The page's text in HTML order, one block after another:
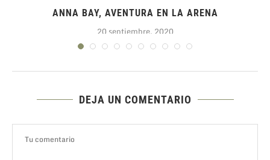
ANNA BAY, AVENTURA EN LA ARENA
20 septiembre, 2020
DEJA UN COMENTARIO